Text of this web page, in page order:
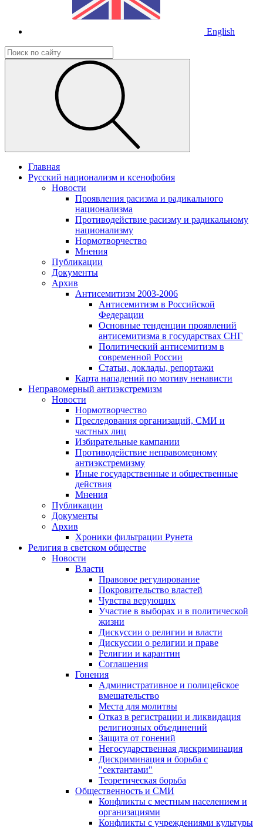
English
Главная
Русский национализм и ксенофобия
Новости
Проявления расизма и радикального
национализма
Противодействие расизму и радикальному
национализму
Нормотворчество
Мнения
Публикации
Документы
Архив
Антисемитизм 2003-2006
Антисемитизм в Российской
Федерации
Основные тенденции проявлений
антисемитизма в государствах СНГ
Политический антисемитизм в
современной России
Статьи, доклады, репортажи
Карта нападений по мотиву ненависти
Неправомерный антиэкстремизм
Новости
Нормотворчество
Преследования организаций, СМИ и
частных лиц
Избирательные кампании
Противодействие неправомерному
антиэкстремизму
Иные государственные и общественные
действия
Мнения
Публикации
Документы
Архив
Хроники фильтрации Рунета
Религия в светском обществе
Новости
Власти
Правовое регулирование
Покровительство властей
Чувства верующих
Участие в выборах и в политической
жизни
Дискуссии о религии и власти
Дискуссии о религии и праве
Религии и карантин
Соглашения
Гонения
Административное и полицейское
вмешательство
Места для молитвы
Отказ в регистрации и ликвидация
религиозных объединений
Защита от гонений
Негосударственная дискриминация
Дискриминация и борьба с
"сектантами"
Теоретическая борьба
Общественность и СМИ
Конфликты с местным населением и
организациями
Конфликты с учреждениями культуры